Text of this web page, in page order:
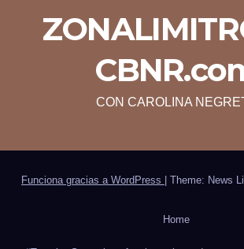
CON CAROLINA
Funciona gracias a WordPress Theme: News
Home